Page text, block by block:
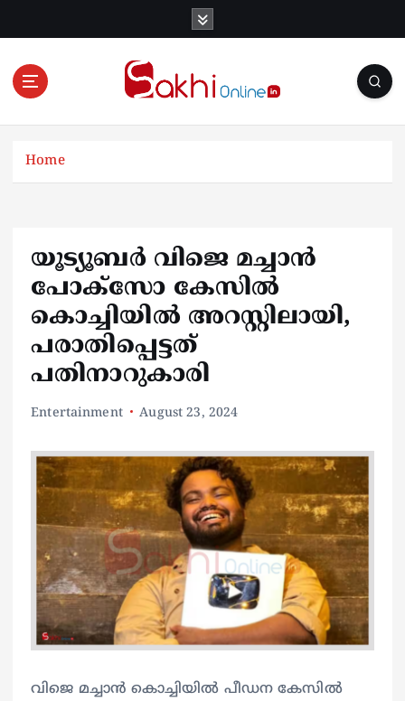
Online News Portal
Home
യൂട്യൂബര്‍ വിജെ മച്ചാൻ
പോക്സോ കേസില്‍
കൊച്ചിയില്‍ അറസ്റ്റിലായി,
പരാതിപ്പെട്ടത്
പതിനാറുകാരി
Entertainment August 23, 2024
വിജെ മച്ചാൻ കൊച്ചിയില്‍ പീഡന കേസില്‍